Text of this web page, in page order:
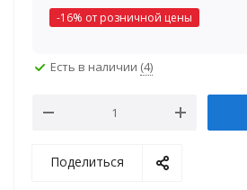
-16% от розничной цены
Есть в наличии (4)
Поделиться